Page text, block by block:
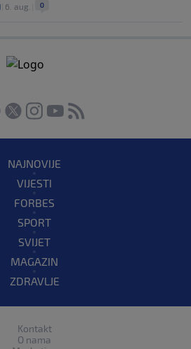
6. aug. 0
NAJNOVIJE
VIJESTI
FORBES
SPORT
SVIJET
MAGAZIN
ZDRAVLJE
Kontakt
O nama